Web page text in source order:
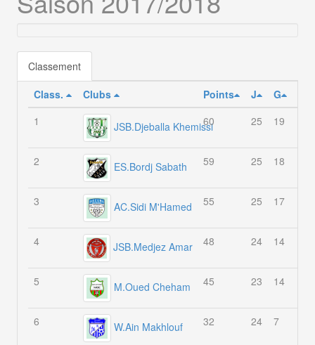
Classement
Class.
Clubs Points J G
1
JSB.Djeballa Khemissi
60 25 19
2 ES.Bordj Sabath 59 25 18
3 AC.Sidi M'Hamed 55 25 17
4 JSB.Medjez Amar 48 24 14
5 M.Oued Cheham 45 23 14
6 W.Ain Makhlouf 32 24 7